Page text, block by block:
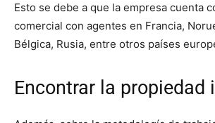
Esto se debe a que la empresa cuenta
comercial con agentes en Francia,
Bélgica, Rusia, entre otros países
Encontrar la propiedad